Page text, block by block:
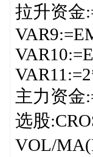
拉升资金
主力资金
选股
VOL/